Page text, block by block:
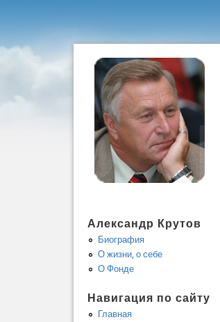
Александр Крутов
Биография
О жизни, о себе
О Фонде
Навигация по сайту
Главная